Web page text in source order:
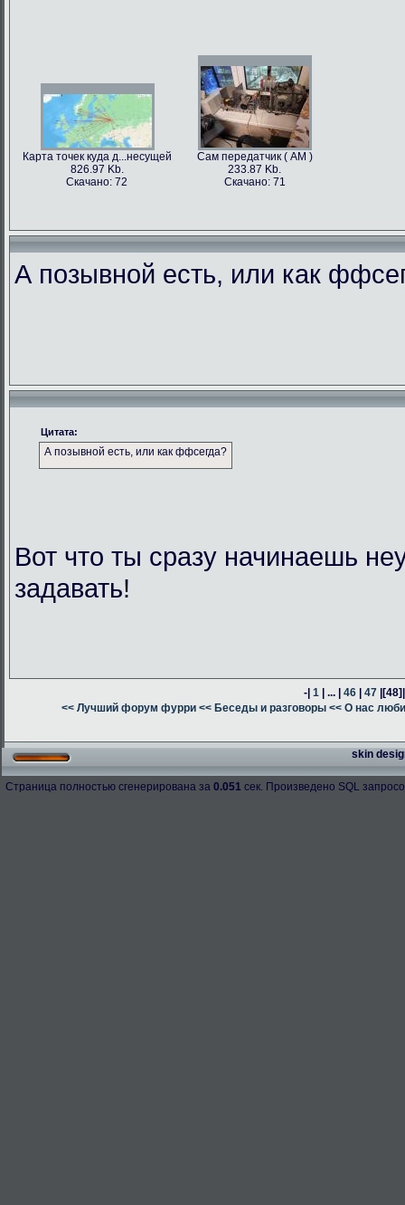
Карта точек куда д...несущей
826.97 Kb.
Скачано: 72
Сам передатчик ( АМ )
233.87 Kb.
Скачано: 71
А позывной есть, или как
Цитата:
А позывной есть, или как ффсегда?
Вот что ты сразу начинаешь
задавать!
-| 1 | ... | 46 | 47 |[48]
<< Лучший форум фурри << Беседы и разговоры << О нас
skin
Страница полностью сгенерирована за 0.051 сек. Произведено SQL